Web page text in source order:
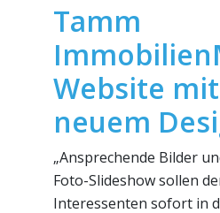
Tamm
Website mit
neuem
„Ansprechende Bilder
Foto-Slideshow sollen
Interessenten sofort in